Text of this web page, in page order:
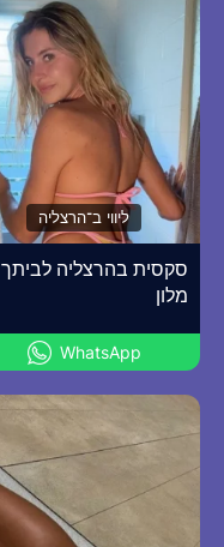
ליווי ב־הרצליה
סקסית בהרצליה לביתך
מלון
WhatsApp